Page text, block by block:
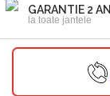
GARANTIE 2 ANI
la toate jantele